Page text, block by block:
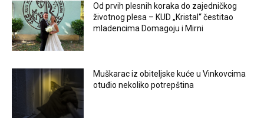
Od prvih plesnih koraka do zajedničkog
životnog plesa – KUD „Kristal“ čestitao
mladencima Domagoju i Mirni
Muškarac iz obiteljske kuće u Vinkovcima
otuđio nekoliko potrepština